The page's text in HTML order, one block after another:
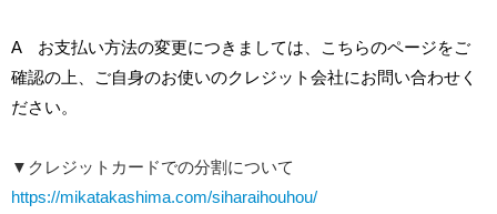
A お支払い方法の変更につきましては、こちらのページをご
確認の上、ご自身のお使いのクレジット会社にお問い合わせく
ださい。
▼クレジットカードでの分割について
https://mikatakashima.com/siharaihouhou/